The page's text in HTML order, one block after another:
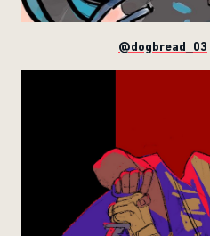
@dogbread_03